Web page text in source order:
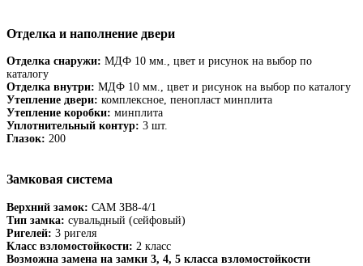
Отделка и наполнение двери
Отделка снаружи: МДФ 10 мм., цвет и рисунок на выбор по
каталогу
Отделка внутри: МДФ 10 мм., цвет и рисунок на выбор по каталогу
Утепление двери: комплексное, пенопласт минплита
Утепление коробки: минплита
Уплотнительный контур: 3 шт.
Глазок: 200
Замковая система
Верхний замок: САМ ЗВ8-4/1
Тип замка: сувальдный (сейфовый)
Ригелей: 3 ригеля
Класс взломостойкости: 2 класс
Возможна замена на замки 3, 4, 5 класса взломостойкости